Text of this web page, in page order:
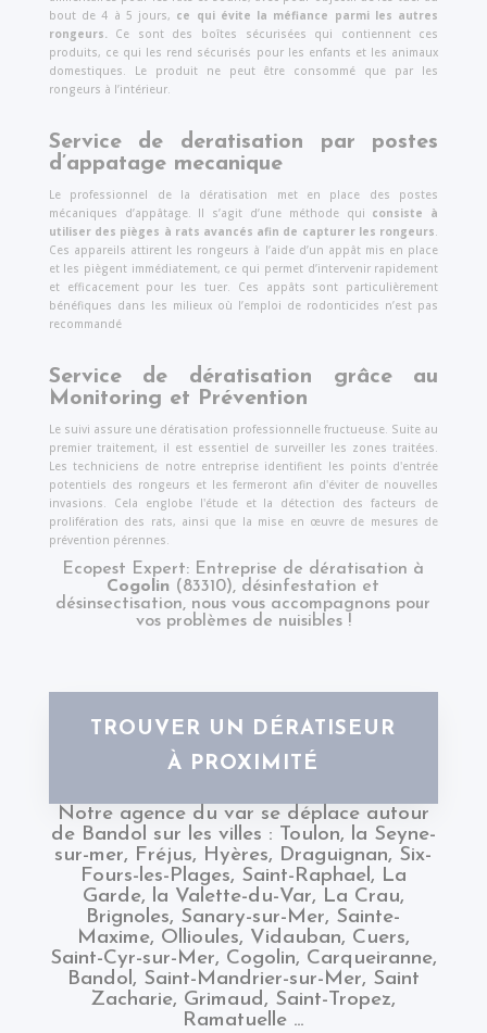
bout de 4 à 5 jours, ce qui évite la méfiance parmi les autres
rongeurs.
Ce sont des boîtes sécurisées qui contiennent ces
produits, ce qui les rend sécurisés pour les enfants et les animaux
domestiques. Le produit ne peut être consommé que par les
rongeurs à l’intérieur.
Service de deratisation par postes
d’appatage mecanique
Le professionnel de la dératisation met en place des postes
mécaniques d’appâtage. Il s’agit d’une méthode qui consiste à
utiliser des pièges à rats avancés afin de capturer les rongeurs
Ces appareils attirent les rongeurs à l’aide d’un appât mis en place
et les piègent immédiatement, ce qui permet d’intervenir rapidement
et efficacement pour les tuer. Ces appâts sont particulièrement
bénéfiques dans les milieux où l’emploi de rodonticides n’est pas
recommandé
Service de dératisation grâce au
Monitoring et Prévention
Le suivi assure une dératisation professionnelle fructueuse. Suite au
premier traitement, il est essentiel de surveiller les zones traitées.
Les techniciens de notre entreprise identifient les points d'entrée
potentiels des rongeurs et les fermeront afin d'éviter de nouvelles
invasions. Cela englobe l'étude et la détection des facteurs de
prolifération des rats, ainsi que la mise en œuvre de mesures de
prévention pérennes.
Ecopest Expert: Entreprise de dératisation à
Cogolin (83310), désinfestation et
désinsectisation, nous vous accompagnons pour
vos problèmes de nuisibles !
TROUVER UN DÉRATISEUR
À PROXIMITÉ
Notre agence du var se déplace autour
de Bandol sur les villes : Toulon, la Seyne-
sur-mer, Fréjus, Hyères, Draguignan, Six-
Fours-les-Plages, Saint-Raphael, La
Garde, la Valette-du-Var, La Crau,
Brignoles, Sanary-sur-Mer, Sainte-
Maxime, Ollioules, Vidauban, Cuers,
Saint-Cyr-sur-Mer, Cogolin, Carqueiranne,
Bandol, Saint-Mandrier-sur-Mer, Saint
Zacharie, Grimaud, Saint-Tropez,
Ramatuelle …